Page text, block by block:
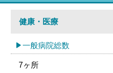
健康・医療
一般病院総数
7ヶ所